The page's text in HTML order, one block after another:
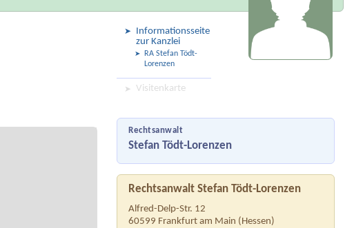
Informationsseite
zur Kanzlei
RA Stefan Tödt-
Lorenzen
Visitenkarte
Rechtsanwalt
Stefan Tödt-Lorenzen
Rechtsanwalt Stefan Tödt-Lorenzen
Alfred-Delp-Str. 12
60599 Frankfurt am Main (Hessen)